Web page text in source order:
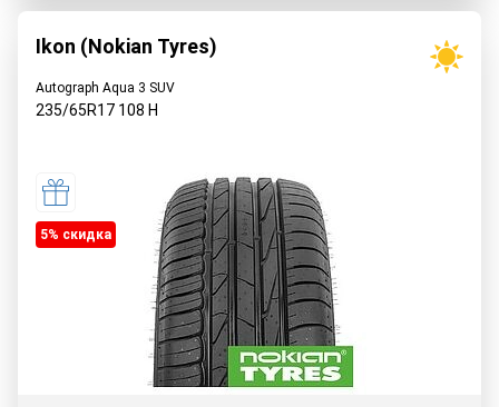
Ikon (Nokian Tyres)
Autograph Aqua 3 SUV
235/65R17 108 H
5% cкидка